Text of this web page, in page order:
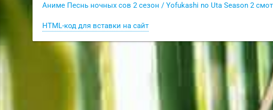
Аниме Песнь ночных сов 2 сезон / Yofukashi no Uta Season 2
HTML-код для вставки на сайт